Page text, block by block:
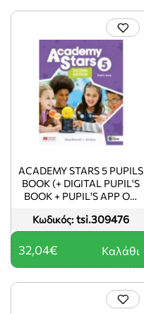
Κωδικός: tsi.309476
ACADEMY STARS 5 PUPILS
BOOK (+ DIGITAL PUPIL'S
BOOK + PUPIL'S APP ON
32,04€ Καλάθι